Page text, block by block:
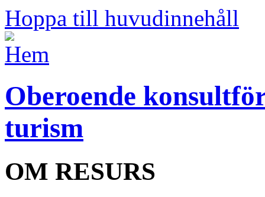
Hoppa till huvudinnehåll
Oberoende
turism
OM RESURS